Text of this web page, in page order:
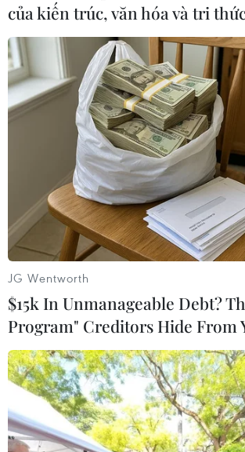
#Cung cấp gas #Giá gas bán lẻ
#Đại lý kinh doanh Gas
Theo dõi VietnamPlus
của kiến trúc, văn hóa và tri
JG Wentworth
$15k In Unmanageable Debt?
Program" Creditors Hide From